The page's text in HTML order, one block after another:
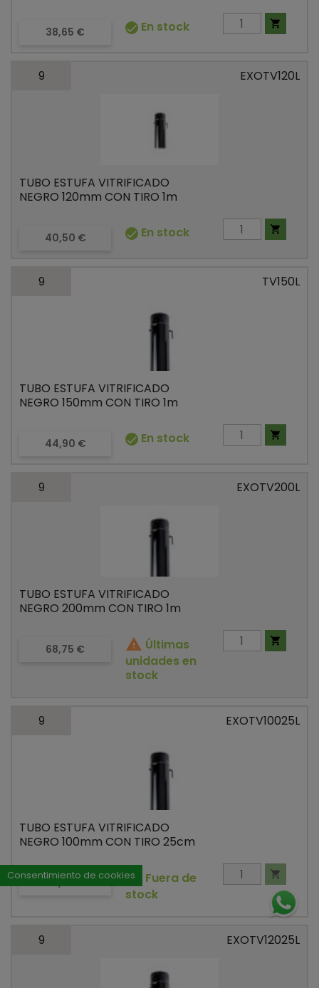
Precio
38,65 €  En stock 
9 EXOTV120L
TUBO ESTUFA VITRIFICADO
NEGRO 120mm CON TIRO 1m
Precio
40,50 €  En stock 
9 TV150L
TUBO ESTUFA VITRIFICADO
NEGRO 150mm CON TIRO 1m
Precio
44,90 €  En stock 
9 EXOTV200L
TUBO ESTUFA VITRIFICADO
NEGRO 200mm CON TIRO 1m
Precio
68,75 €  Últimas
unidades en
stock

9 EXOTV10025L
TUBO ESTUFA VITRIFICADO
NEGRO 100mm CON TIRO 25cm
Precio
23,20 € 
Fuera de
stock

9 EXOTV12025L
Consentimiento de cookies